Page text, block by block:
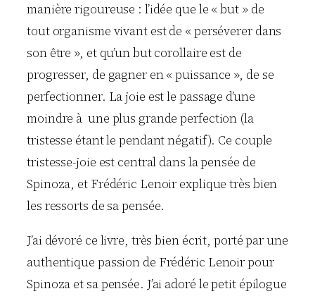
manière rigoureuse : l’idée que le « but » de
tout organisme vivant est de « perséverer dans
son être », et qu’un but corollaire est de
progresser, de gagner en « puissance », de se
perfectionner. La joie est le passage d’une
moindre à une plus grande perfection (la
tristesse étant le pendant négatif). Ce couple
tristesse-joie est central dans la pensée de
Spinoza, et Frédéric Lenoir explique très bien
les ressorts de sa pensée.
J’ai dévoré ce livre, très bien écrit, porté par une
authentique passion de Frédéric Lenoir pour
Spinoza et sa pensée. J’ai adoré le petit épilogue